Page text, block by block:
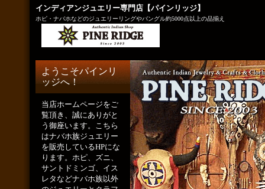
インディアンジュエリー専門店【パインリッジ】
ホピ・ナバホなどのジュエリーリングやバングル約5000点以上の品揃え
ようこそパインリ
ッジへ！
当店ホームページをご
覧頂き、誠にありがと
う御座います。こちら
はナバホ族ジュエリー
を販売しているHPにな
ります。ホピ、ズニ、
サントドミンゴ、イス
レタなどナバホ族以外